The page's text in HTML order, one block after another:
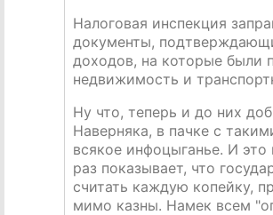
Налоговая инспекция
документы,
доходов, на которые были
недвижимость и
Ну что, теперь и до них
Наверняка, в пачке с
всякое инфоцыганье. И это
раз показывает, что
считать каждую копейку,
мимо казны. Намек всем